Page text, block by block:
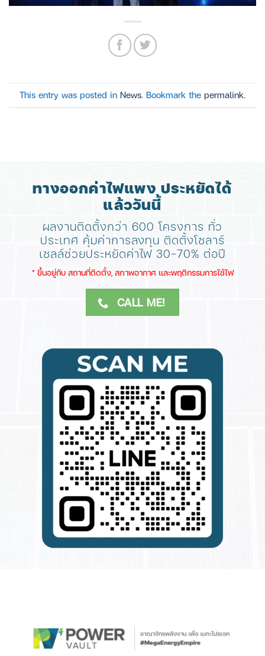
This entry was posted in News. Bookmark the permalink.
ทางออกค่าไฟแพง ประหยัดได้
แล้ววันนี้
ผลงานติดตั้งกว่า 600 โครงการ ทั่ว
ประเทศ คุ้มค่าการลงทุน ติดตั้งโซลาร์
เซลล์ช่วยประหยัดค่าไฟ 30-70% ต่อปี
​* ขึ้นอยู่กับ สถานที่ติดตั้ง, สภาพอากาศ​ และพฤติกรรมการใช้ไฟ
CALL ME!